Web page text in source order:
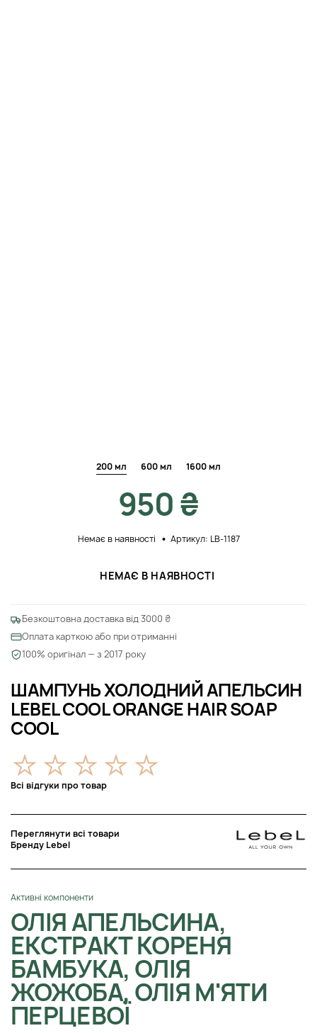
ШАМПУНЬ ХОЛОДНИЙ АПЕЛЬСИН
LEBEL COOL ORANGE HAIR SOAP
COOL
Всі відгуки про товар
Переглянути всі товари
Бренду Lebel
Активні компоненти
ОЛІЯ АПЕЛЬСИНА,
ЕКСТРАКТ КОРЕНЯ
БАМБУКА, ОЛІЯ
ЖОЖОБА, ОЛІЯ М'ЯТИ
ПЕРЦЕВОЇ
200 мл 600 мл 1600 мл
950 ₴
Немає в наявності Артикул: LB-1187
НЕМАЄ В НАЯВНОСТІ
Безкоштовна доставка від 3000 ₴
Оплата карткою або при отриманні
100% оригінал — з 2017 року